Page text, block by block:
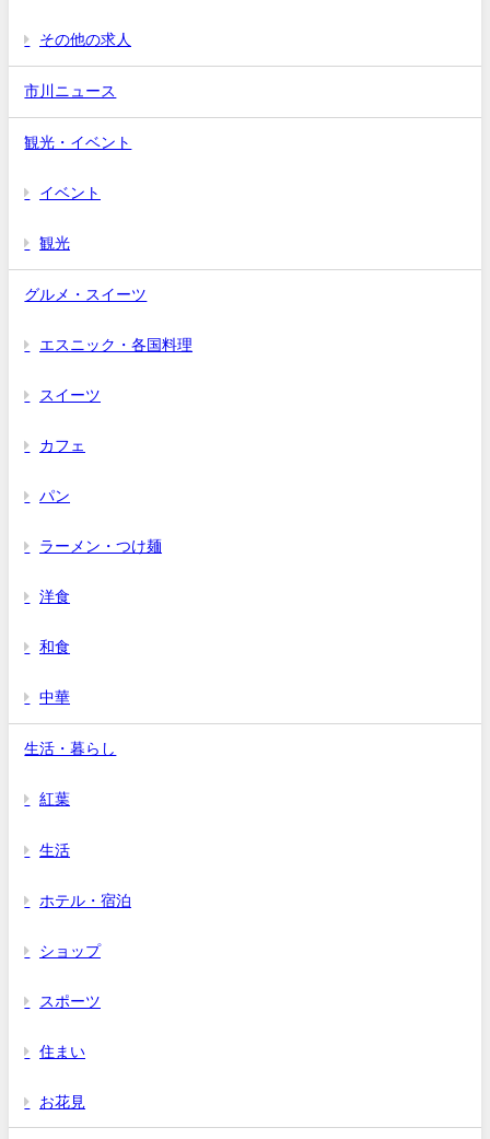
その他の求人
市川ニュース
観光・イベント
イベント
観光
グルメ・スイーツ
エスニック・各国料理
スイーツ
カフェ
パン
ラーメン・つけ麺
洋食
和食
中華
生活・暮らし
紅葉
生活
ホテル・宿泊
ショップ
スポーツ
住まい
お花見